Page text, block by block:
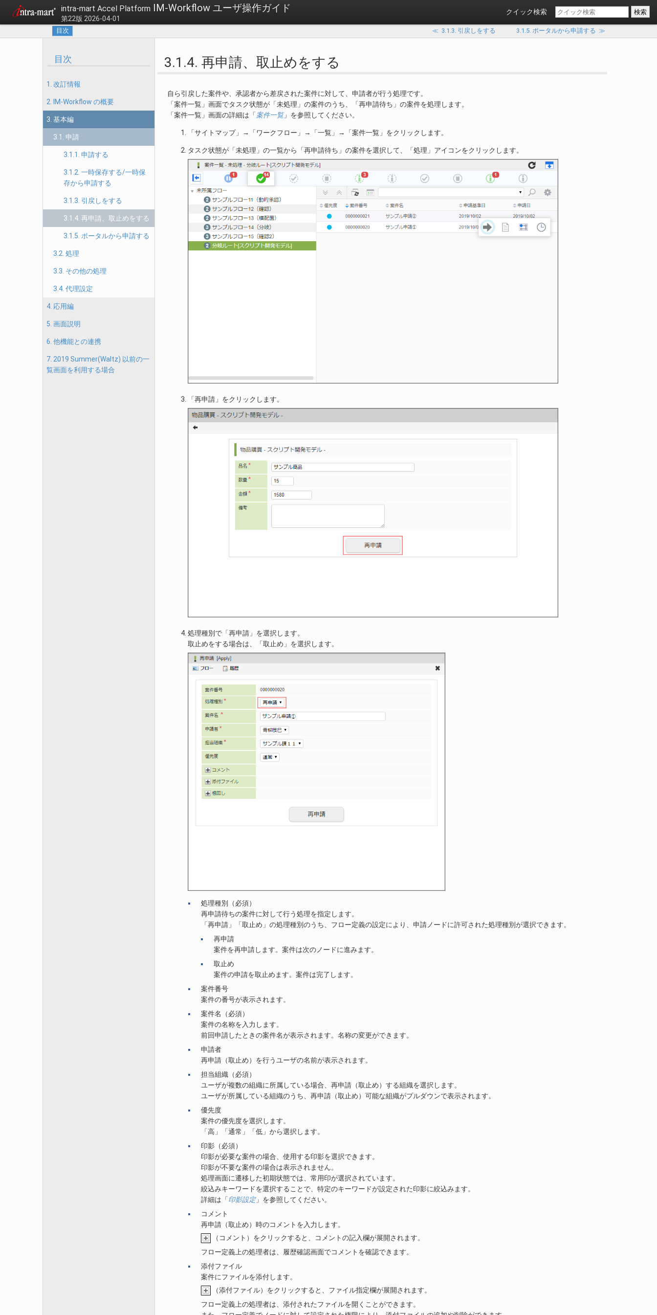
intra-mart Accel Platform IM-Workflow ユーザ操作ガイド
第22版 2026-04-01
クイック検索
目次 ≪ 3.1.3. 引戻しをする 3.1.5. ポータルから申請する ≫
目次
1. 改訂情報
2. IM-Workflow の概要
3. 基本編
3.1. 申請
3.1.1. 申請する
3.1.2. 一時保存する/一時保
存から申請する
3.1.3. 引戻しをする
3.1.4. 再申請、取止めをする
3.1.5. ポータルから申請する
3.2. 処理
3.3. その他の処理
3.4. 代理設定
4. 応用編
5. 画面説明
6. 他機能との連携
7. 2019 Summer(Waltz) 以前の一
覧画面を利用する場合
3.1.4. 再申請、取止めをする
自ら引戻した案件や、承認者から差戻された案件に対して、申請者が行う処理です。
「案件一覧」画面でタスク状態が「未処理」の案件のうち、「再申請待ち」の案件を処理します。
「案件一覧」画面の詳細は「案件一覧」を参照してください。
「サイトマップ」→「ワークフロー」→「一覧」→「案件一覧」をクリックします。
タスク状態が「未処理」の一覧から「再申請待ち」の案件を選択して、「処理」アイコンをクリックします。
「再申請」をクリックします。
処理種別で「再申請」を選択します。
取止めをする場合は、「取止め」を選択します。
処理種別（必須）
再申請待ちの案件に対して行う処理を指定します。
「再申請」「取止め」の処理種別のうち、フロー定義の設定により、申請ノードに許可された処理種別が選択できます。
再申請
案件を再申請します。案件は次のノードに進みます。
取止め
案件の申請を取止めます。案件は完了します。
案件番号
案件の番号が表示されます。
案件名（必須）
案件の名称を入力します。
前回申請したときの案件名が表示されます。名称の変更ができます。
申請者
再申請（取止め）を行うユーザの名前が表示されます。
担当組織（必須）
ユーザが複数の組織に所属している場合、再申請（取止め）する組織を選択します。
ユーザが所属している組織のうち、再申請（取止め）可能な組織がプルダウンで表示されます。
優先度
案件の優先度を選択します。
「高」「通常」「低」から選択します。
印影（必須）
印影が必要な案件の場合、使用する印影を選択できます。
印影が不要な案件の場合は表示されません。
処理画面に遷移した初期状態では、常用印が選択されています。
絞込みキーワードを選択することで、特定のキーワードが設定された印影に絞込みます。
詳細は「印影設定」を参照してください。
コメント
再申請（取止め）時のコメントを入力します。
（コメント）をクリックすると、コメントの記入欄が展開されます。
フロー定義上の処理者は、履歴確認画面でコメントを確認できます。
添付ファイル
案件にファイルを添付します。
（添付ファイル）をクリックすると、ファイル指定欄が展開されます。
フロー定義上の処理者は、添付されたファイルを開くことができます。